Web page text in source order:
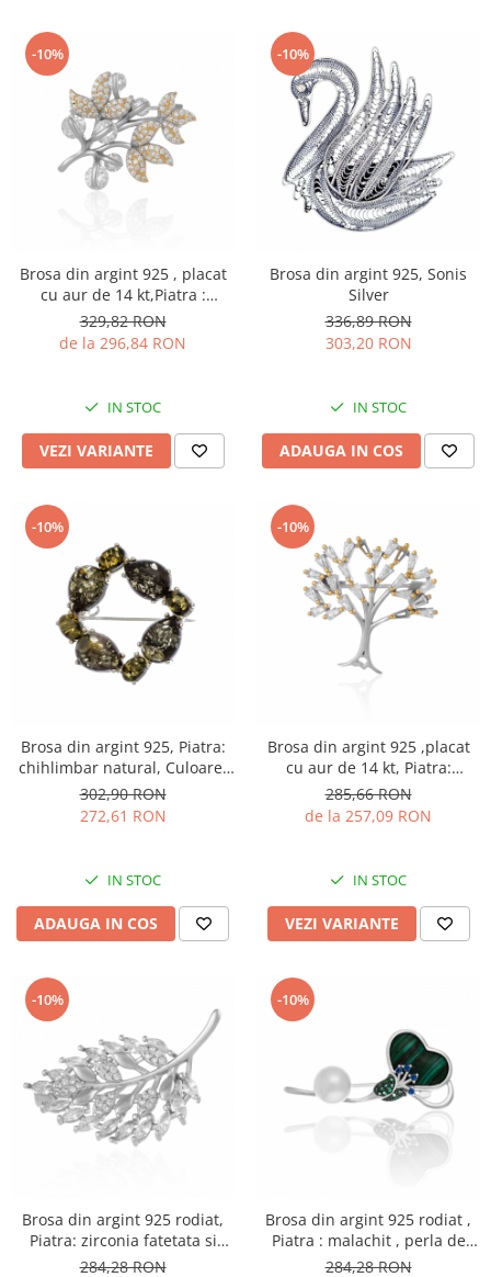
-10%
Brosa din argint 925 , placat
cu aur de 14 kt,Piatra :
zirconia fatetata si cubic
zirconia,Culoare;
transparenta
329,82 RON
de la 296,84 RON
IN STOC
VEZI VARIANTE
-10%
Brosa din argint 925, Sonis
Silver
336,89 RON
303,20 RON
IN STOC
ADAUGA IN COS
-10%
Brosa din argint 925, Piatra:
chihlimbar natural, Culoare:
verde, Sonis Silver
302,90 RON
272,61 RON
IN STOC
ADAUGA IN COS
-10%
Brosa din argint 925 ,placat
cu aur de 14 kt, Piatra:
zirconia fatetata , Culoare :
transparenta,
285,66 RON
de la 257,09 RON
IN STOC
VEZI VARIANTE
-10%
Brosa din argint 925 rodiat,
Piatra: zirconia fatetata si
cubic zirconia , Culoare:
284,28 RON
-10%
Brosa din argint 925 rodiat ,
Piatra : malachit , perla de
laborator si cubic zirconia,
284,28 RON